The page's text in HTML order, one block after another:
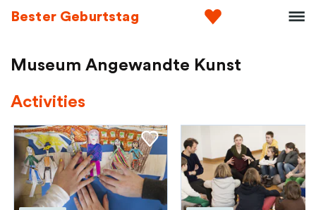
Bester Geburtstag
Museum Angewandte Kunst
Activities